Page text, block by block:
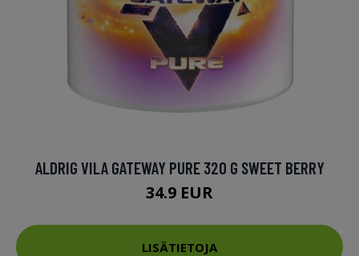
ALDRIG VILA GATEWAY PURE 320 G SWEET BERRY
34.9 EUR
LISÄTIETOJA